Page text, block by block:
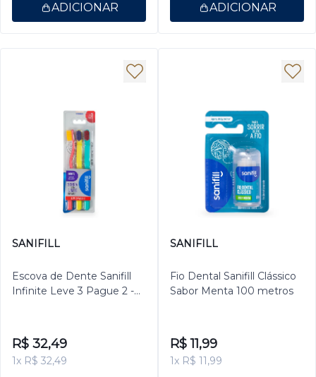
ADICIONAR ADICIONAR
SANIFILL
Escova de Dente Sanifill
Infinite Leve 3 Pague 2 -
R$ 32,49
1x R$ 32,49
SANIFILL
Fio Dental Sanifill Clássico
Sabor Menta 100 metros
R$ 11,99
1x R$ 11,99